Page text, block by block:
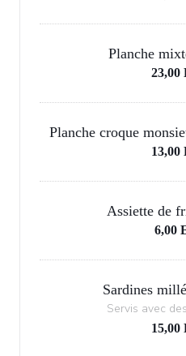
Planche
23,00
Planche croque
13,00
Assiette de
6,00
Sardines
Servis avec
15,00